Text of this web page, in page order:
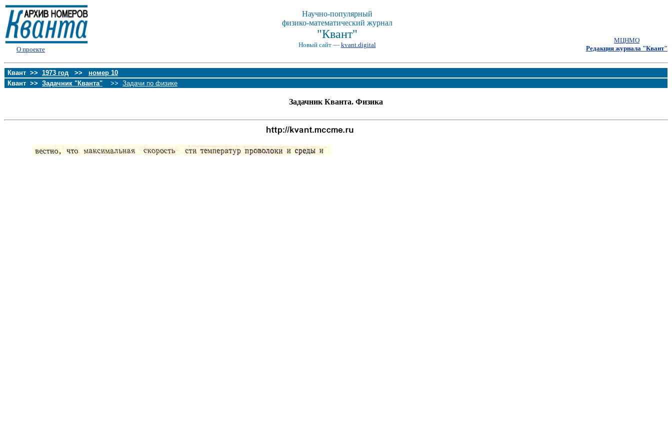
О проекте
Научно-популярный
физико-математический журнал
"Квант"
Новый сайт — kvant.digital
МЦНМО
Редакция журнала "Квант"
Квант >> 1973 год >> номер 10
Квант >> Задачник "Кванта" >> Задачи по физике
Задачник Кванта. Физика